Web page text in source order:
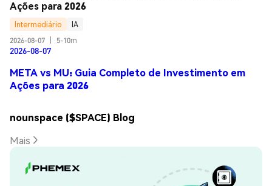
Ações para 2026
Intermediário
IA
2026-08-07
5-10m
2026-08-07
META vs MU: Guia Completo de Investimento em
Ações para 2026
nounspace ($SPACE) Blog
Mais